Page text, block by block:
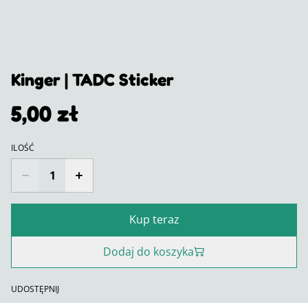
Kinger | TADC Sticker
5,00 zł
ILOŚĆ
Kup teraz
Dodaj do koszyka
UDOSTĘPNIJ